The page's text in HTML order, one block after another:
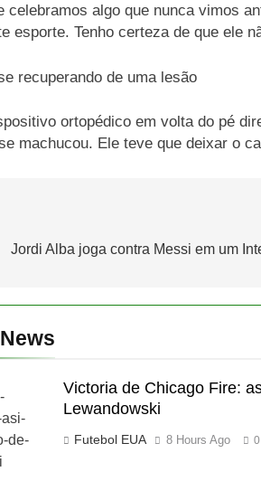
celebramos algo que nunca vimos
esporte. Tenho certeza de que ele
recuperando de uma lesão
ortopédico em volta do pé
machucou. Ele teve que deixar o
Jordi Alba joga contra Messi em um
Victoria de Chicago Fire:
Lewandowski
Futebol EUA 8 Hours Ago 0